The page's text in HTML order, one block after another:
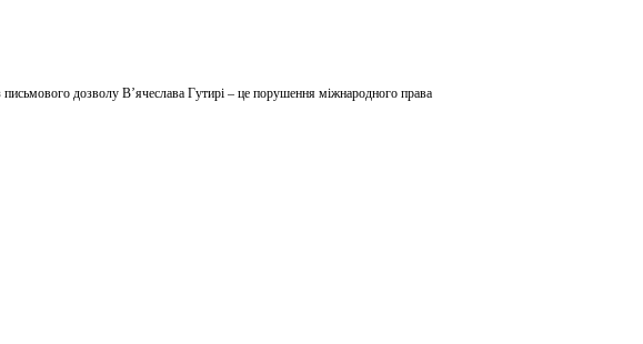
дозволу В’ячеслава Гутирі – це порушення міжнародного права